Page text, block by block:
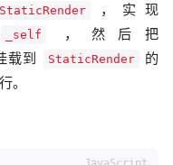
StaticRender ，实现
_self ，然后把
载到 StaticRender
的
。